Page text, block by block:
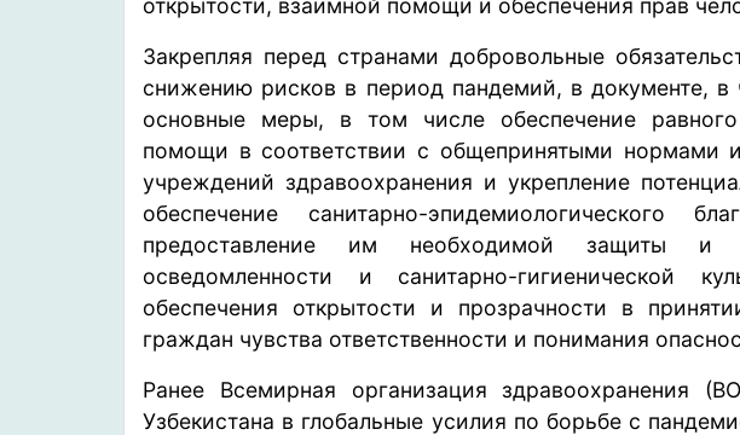
открытости, взаимной помощи и обеспечения прав
Закрепляя перед странами добровольные
снижению рисков в период пандемий, в документе, в
основные меры, в том числе обеспечение
помощи в соответствии с общепринятыми нормами
учреждений здравоохранения и укрепление
обеспечение санитарно-эпидемиологического
предоставление им необходимой защиты и
осведомленности и санитарно-гигиенической
обеспечения открытости и прозрачности в
граждан чувства ответственности и понимания
Ранее Всемирная организация здравоохранения
Узбекистана в глобальные усилия по борьбе с